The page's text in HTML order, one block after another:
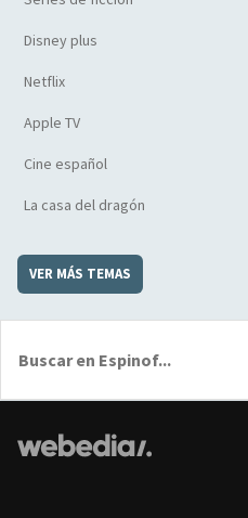
Disney plus
Netflix
Apple TV
Cine español
La casa del dragón
VER MÁS TEMAS